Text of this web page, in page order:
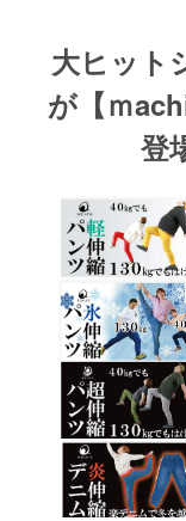
大ヒット
が【ｍ
登